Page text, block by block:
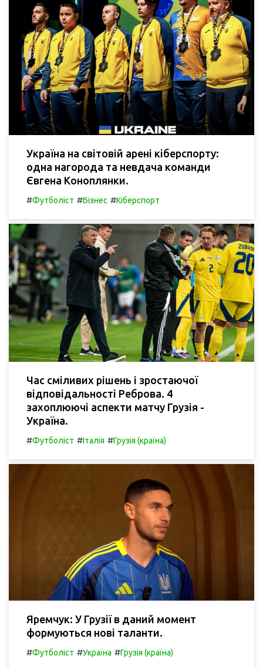
Україна на світовій арені кіберспорту:
одна нагорода та невдача команди
Євгена Коноплянки.
#Футболіст #Бізнес #Кіберспорт
Час сміливих рішень і зростаючої
відповідальності Реброва. 4
захоплюючі аспекти матчу Грузія -
Україна.
#Футболіст #Італія #Грузія (країна)
Яремчук: У Грузії в даний момент
формуються нові таланти.
#Футболіст #Україна #Грузія (країна)